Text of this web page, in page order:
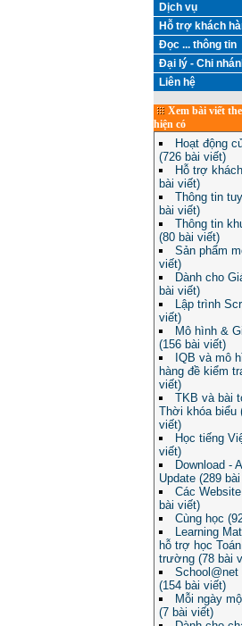
Dịch vụ
Hỗ trợ khách
Đọc ...
Đại lý - Chi
Liên hệ
Xem bài viết
hiện có
Hoạt động
(726 bài viết)
Hỗ trợ
bài viết)
Thông tin
bài viết)
Thông tin
(80 bài viết)
Sản phẩm
viết)
Dành cho
bài viết)
Lập trình
viết)
Mô hình &
(156 bài viết)
IQB và mô
hàng đề kiểm
viết)
TKB và bài
Thời khóa biểu
viết)
Học tiếng
viết)
Download -
Update (289
Các
bài viết)
Cùng học
Learning
hỗ trợ học
trường (78 bài
School@net
(154 bài viết)
Mỗi ngày
(7 bài viết)